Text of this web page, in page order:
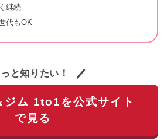
継続
代もOK
っと知りたい！
ジム 1to1を公式サイト
で見る